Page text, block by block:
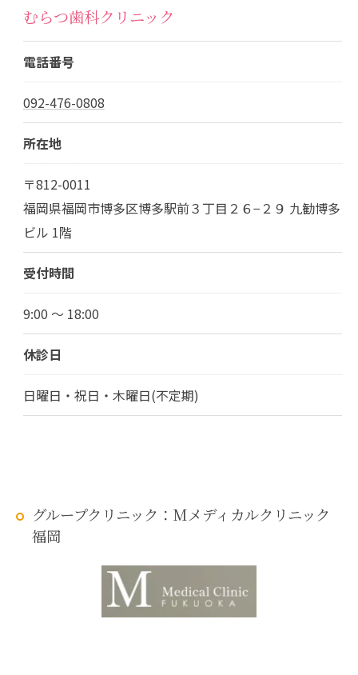
むらつ歯科クリニック
電話番号
092-476-0808
所在地
〒812-0011
福岡県福岡市博多区博多駅前３丁目２６−２９ 九勧博多
ビル 1階
受付時間
9:00 ～ 18:00
休診日
日曜日・祝日・木曜日(不定期)
グループクリニック：Mメディカルクリニック
福岡